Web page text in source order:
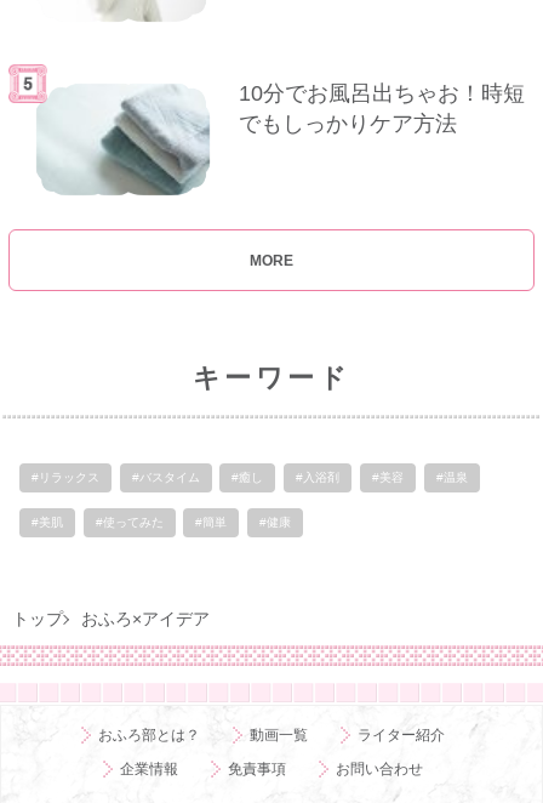
10分でお風呂出ちゃお！時短
でもしっかりケア方法
MORE
キーワード
#リラックス #バスタイム #癒し #入浴剤 #美容 #温泉
#美肌 #使ってみた #簡単 #健康
トップ おふろ×アイデア
おふろ部とは？ 動画一覧
ライター紹介
企業情報
免責事項 お問い合わせ